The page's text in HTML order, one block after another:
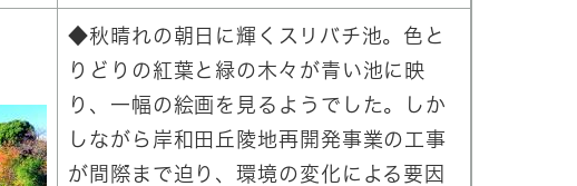
◆秋晴れの朝日に輝くスリバチ池。色と
りどりの紅葉と緑の木々が青い池に映
り、一幅の絵画を見るようでした。しか
しながら岸和田丘陵地再開発事業の工事
が間際まで迫り、環境の変化による要因